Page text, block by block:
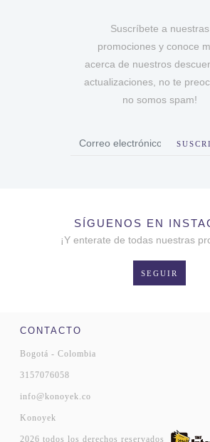
Suscríbete a nuestras
promociones y conoce
acerca de nuestros
actualizaciones, no te
no somos spam!
SÍGUENOS EN
¡Y enterate de todas nuestras
SEGUIR
CONTACTO
Bogotá - Colombia
3157076058
info@konoyek.co
Konoyek
2026 todos los derechos reservados